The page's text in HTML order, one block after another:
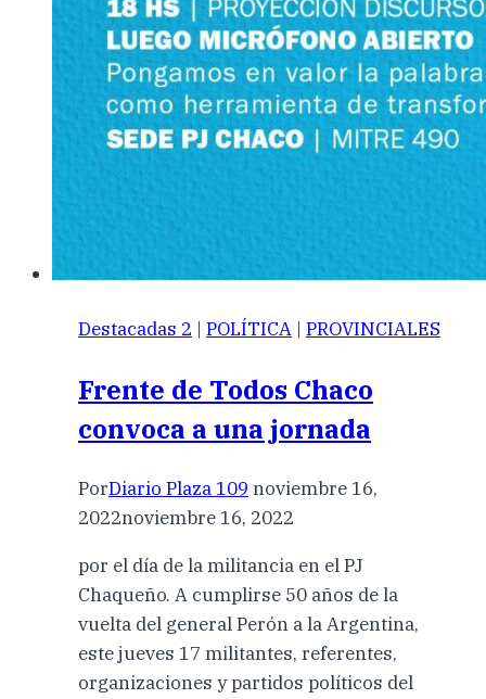
Destacadas 2 | POLÍTICA | PROVINCIALES
Frente de Todos Chaco
convoca a una jornada
PorDiario Plaza 109 noviembre 16,
2022noviembre 16, 2022
por el día de la militancia en el PJ
Chaqueño. A cumplirse 50 años de la
vuelta del general Perón a la Argentina,
este jueves 17 militantes, referentes,
organizaciones y partidos políticos del